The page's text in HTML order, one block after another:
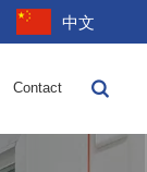
中文
Contact